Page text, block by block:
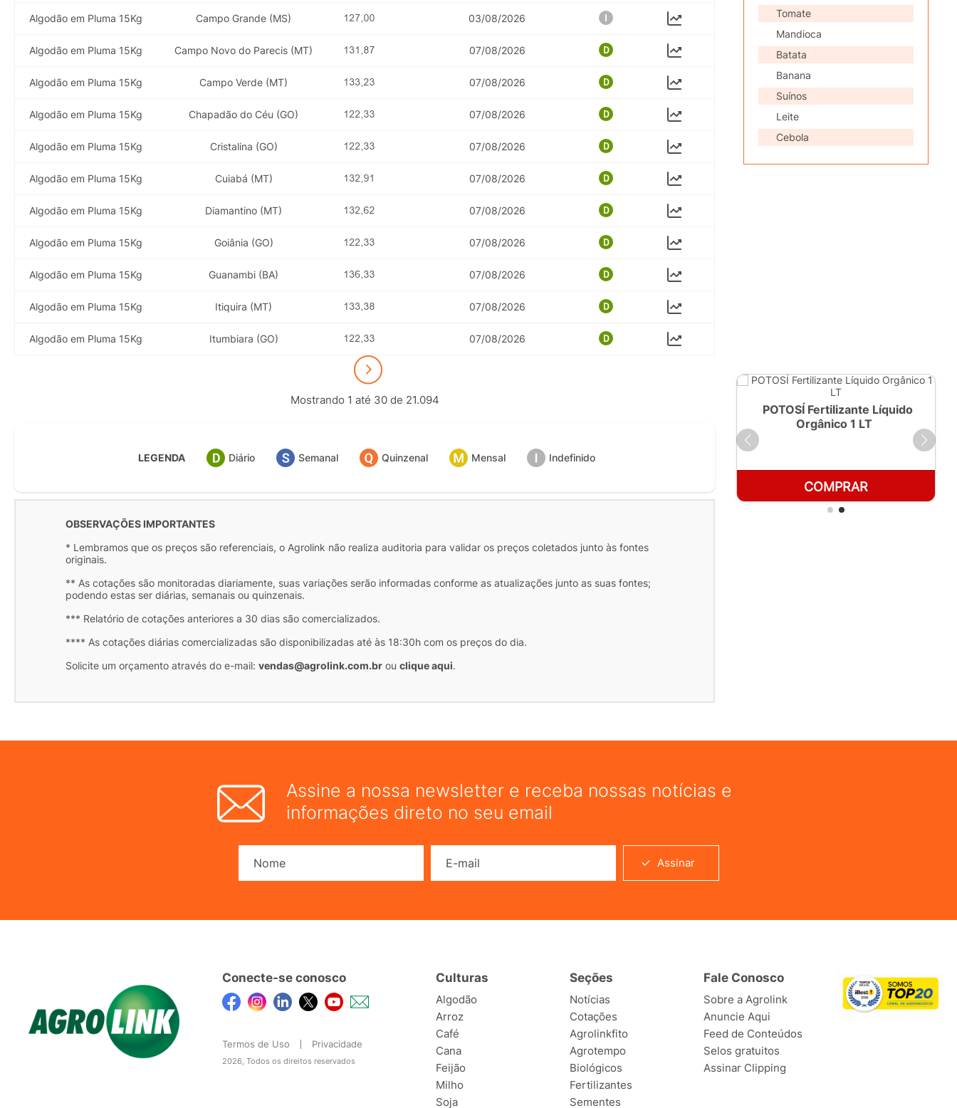
Algodão em Pluma 15Kg Campo Grande (MS) 03/08/2026
Algodão em Pluma 15Kg Campo Novo do Parecis (MT) 07/08/2026
Algodão em Pluma 15Kg Campo Verde (MT) 07/08/2026
Algodão em Pluma 15Kg Chapadão do Céu (GO) 07/08/2026
Algodão em Pluma 15Kg Cristalina (GO) 07/08/2026
Algodão em Pluma 15Kg Cuiabá (MT) 07/08/2026
Algodão em Pluma 15Kg Diamantino (MT) 07/08/2026
Algodão em Pluma 15Kg Goiânia (GO) 07/08/2026
Algodão em Pluma 15Kg Guanambi (BA) 07/08/2026
Algodão em Pluma 15Kg Itiquira (MT) 07/08/2026
Algodão em Pluma 15Kg Itumbiara (GO) 07/08/2026
Mostrando 1 até 30 de 21.094
LEGENDA Diário Semanal Quinzenal Mensal Indefinido
OBSERVAÇÕES IMPORTANTES
* Lembramos que os preços são referenciais, o Agrolink não realiza auditoria para validar os preços coletados junto às fontes
originais.
** As cotações são monitoradas diariamente, suas variações serão informadas conforme as atualizações junto as suas fontes;
podendo estas ser diárias, semanais ou quinzenais.
*** Relatório de cotações anteriores a 30 dias são comercializados.
**** As cotações diárias comercializadas são disponibilizadas até às 18:30h com os preços do dia.
Solicite um orçamento através do e-mail: vendas@agrolink.com.br ou clique aqui.
Tomate
Mandioca
Batata
Banana
Suínos
Leite
Cebola
POTOSÍ Fertilizante Líquido
Orgânico 1 LT
COMPRAR
Assine a nossa newsletter e receba nossas notícias e
informações direto no seu email
Assinar
Conecte-se conosco
Termos de Uso Privacidade
2026, Todos os direitos reservados
Culturas
Algodão
Arroz
Café
Cana
Feijão
Milho
Soja
Seções
Notícias
Cotações
Agrolinkfito
Agrotempo
Biológicos
Fertilizantes
Sementes
Fale Conosco
Sobre a Agrolink
Anuncie Aqui
Feed de Conteúdos
Selos gratuitos
Assinar Clipping